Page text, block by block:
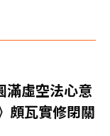
滿虛空法心意
頗瓦實修閉關